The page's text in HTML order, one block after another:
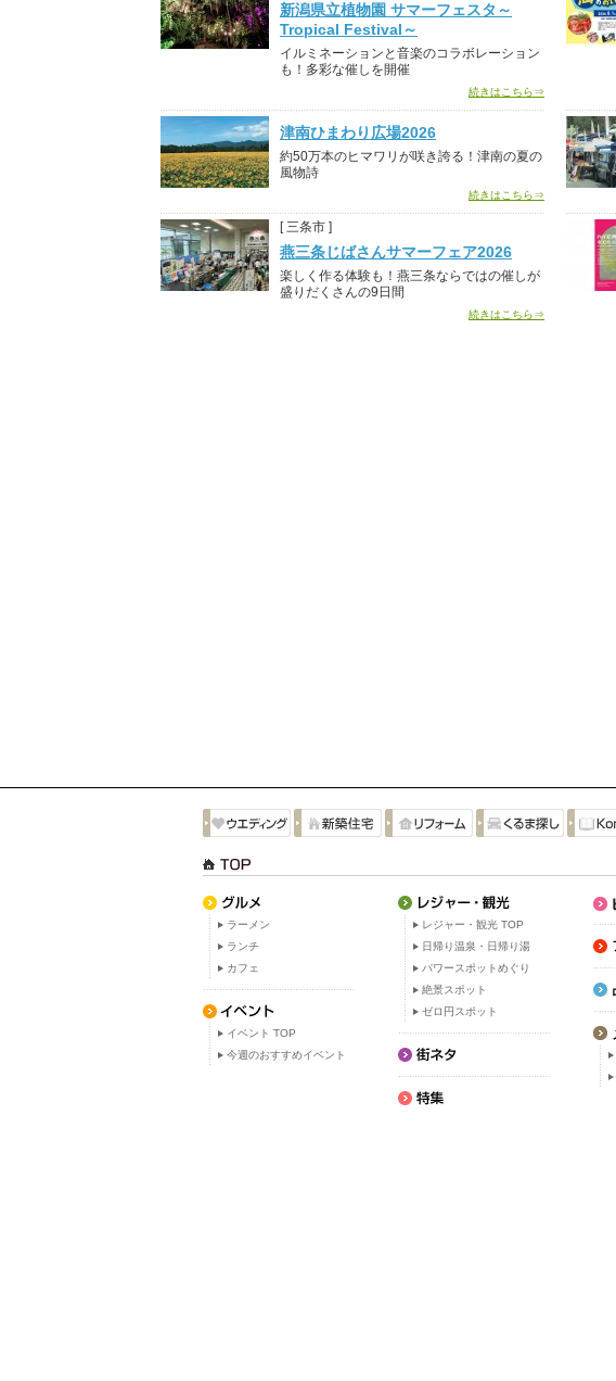
新潟県立植物園 サマーフェスタ～
Tropical Festival～
イルミネーションと音楽のコラボレーション
も！多彩な催しを開催
続きはこちら⇒
津南ひまわり広場2026
約50万本のヒマワリが咲き誇る！津南の夏の
風物詩
続きはこちら⇒
[ 三条市 ]
燕三条じばさんサマーフェア2026
楽しく作る体験も！燕三条ならではの催しが
盛りだくさんの9日間
続きはこちら⇒
ラーメン
ランチ
カフェ
イベント TOP
今週のおすすめイベント
レジャー・観光 TOP
日帰り温泉・日帰り湯
パワースポットめぐり
絶景スポット
ゼロ円スポット